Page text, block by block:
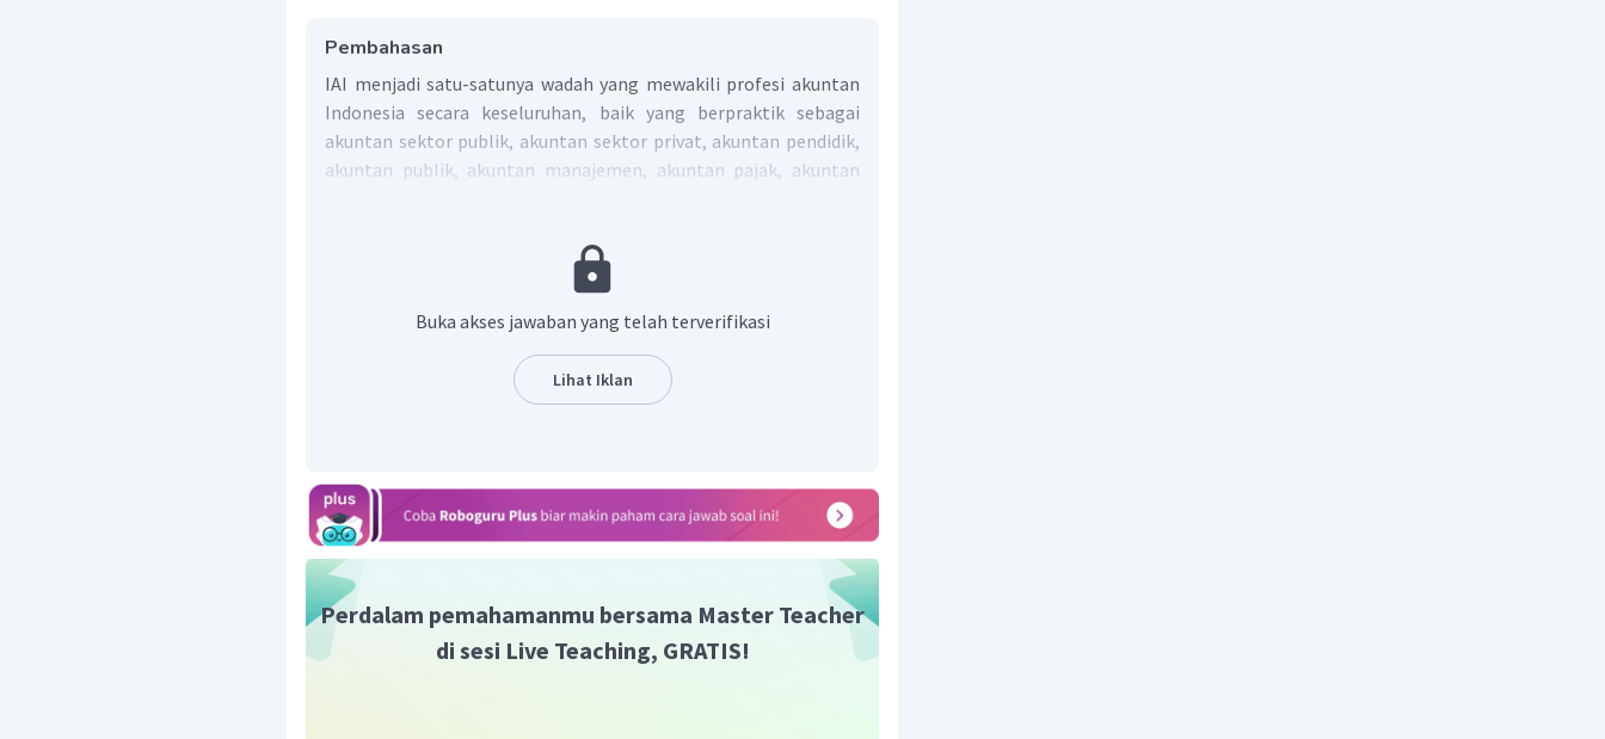
Pembahasan
IAI menjadi satu-satunya wadah yang mewakili profesi akuntan
Indonesia secara keseluruhan, baik yang berpraktik sebagai
akuntan sektor publik, akuntan sektor privat, akuntan pendidik,
akuntan publik, akuntan manajemen, akuntan pajak, akuntan
mempertinggi mutu pendidikan akuntan
Mempertinggi mutu pekerjaan akuntan
Buka akses jawaban yang telah terverifikasi
Lihat Iklan
Perdalam pemahamanmu bersama Master Teacher
di sesi Live Teaching, GRATIS!